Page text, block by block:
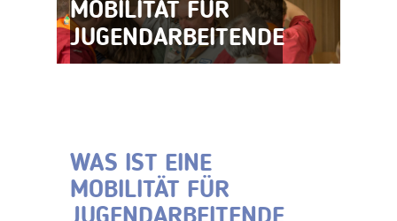
MOBILITÄT FÜR
JUGENDARBEITENDE
WAS IST EINE
MOBILITÄT FÜR